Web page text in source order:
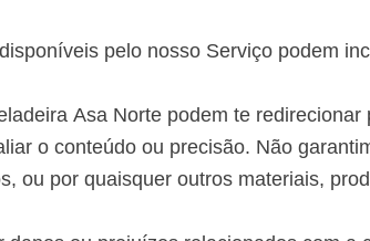
pelo nosso Serviço podem
Asa Norte podem te
o conteúdo ou precisão. Não
ou por quaisquer outros materiais,